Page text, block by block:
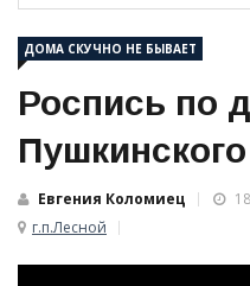
ДОМА СКУЧНО НЕ БЫВАЕТ
Роспись по
Евгения Коломиец
г.п.Лесной